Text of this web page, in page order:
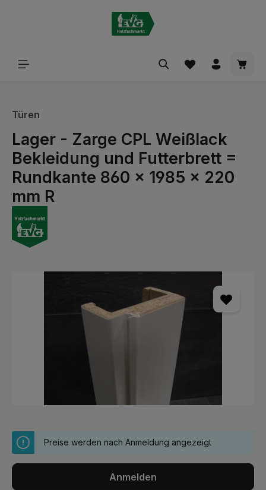
Türen
Lager - Zarge CPL Weißlack
Bekleidung und Futterbrett =
Rundkante 860 x 1985 x 220
mm R
Preise werden nach Anmeldung angezeigt
Anmelden